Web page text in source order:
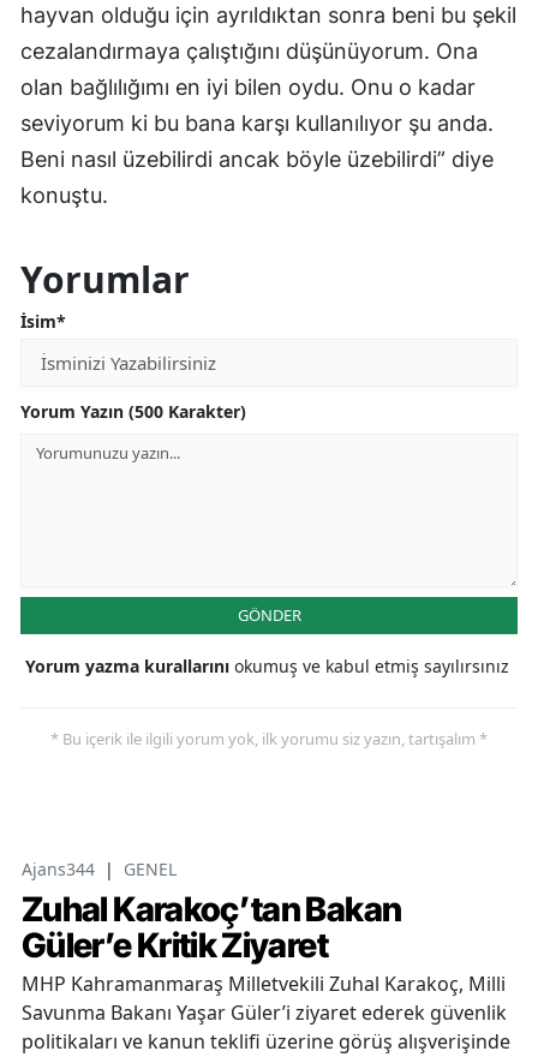
hayvan olduğu için ayrıldıktan sonra beni bu şekil
cezalandırmaya çalıştığını düşünüyorum. Ona
olan bağlılığımı en iyi bilen oydu. Onu o kadar
seviyorum ki bu bana karşı kullanılıyor şu anda.
Beni nasıl üzebilirdi ancak böyle üzebilirdi” diye
konuştu.
Yorumlar
İsim*
Yorum Yazın (500 Karakter)
GÖNDER
Yorum yazma kurallarını okumuş ve kabul etmiş sayılırsınız
* Bu içerik ile ilgili yorum yok, ilk yorumu siz yazın, tartışalım *
Ajans344 | GENEL
Zuhal Karakoç’tan Bakan
Güler’e Kritik Ziyaret
MHP Kahramanmaraş Milletvekili Zuhal Karakoç, Milli
Savunma Bakanı Yaşar Güler’i ziyaret ederek güvenlik
politikaları ve kanun teklifi üzerine görüş alışverişinde